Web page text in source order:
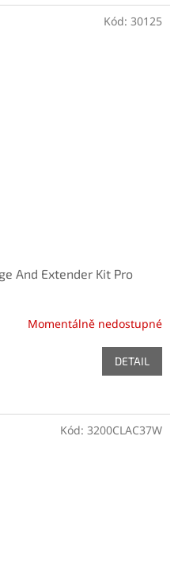
And Extender Kit Pro
Momentálně nedostupné
DETAIL
Kód: 30125
Kód: 3200CLAC37W